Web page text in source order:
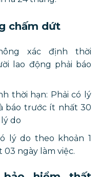
chấm dứt
xác định thời
lao động phải báo
thời hạn: Phải có lý
báo trước ít nhất 30
do
lý do theo khoản 1
ngày làm việc.